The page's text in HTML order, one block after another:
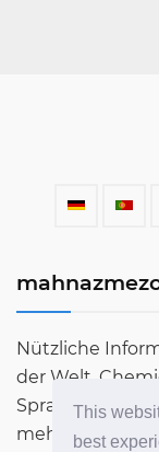
This
best
Nützliche
der Welt.
Sprachen,
mehr über die